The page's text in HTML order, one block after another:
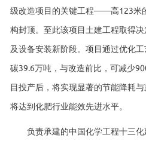
级改造项目的关键工程——高123米
构封顶。至此该项目土建工程取得
及设备安装新阶段。项目通过优化
碳39.6万吨，与改造前比，可减少
目投产后，将实现显著的节能降耗
将达到化肥行业能效先进水平。
负责承建的中国化学工程十三化